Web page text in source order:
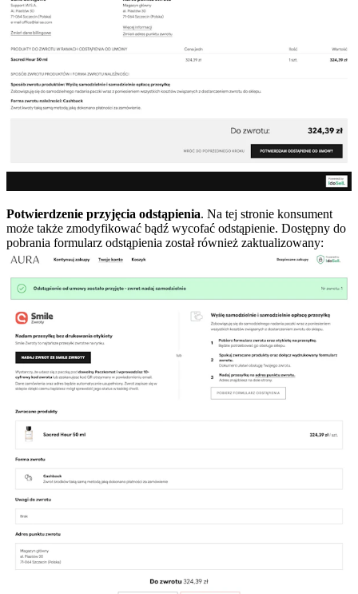
Potwierdzenie przyjęcia odstąpienia. Na tej stronie konsument
może także zmodyfikować bądź wycofać odstąpienie. Dostępny do
pobrania formularz odstąpienia został również zaktualizowany: